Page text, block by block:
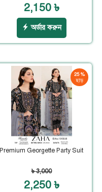
2,150 ৳
অর্ডার করুন
25 %
ছাড়
Premium Georgette Party Suit
৳ 3,000
2,250 ৳